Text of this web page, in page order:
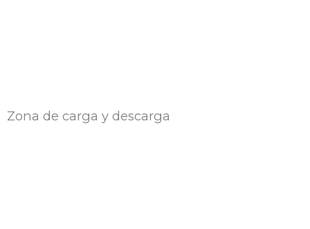
Zona de carga y descarga